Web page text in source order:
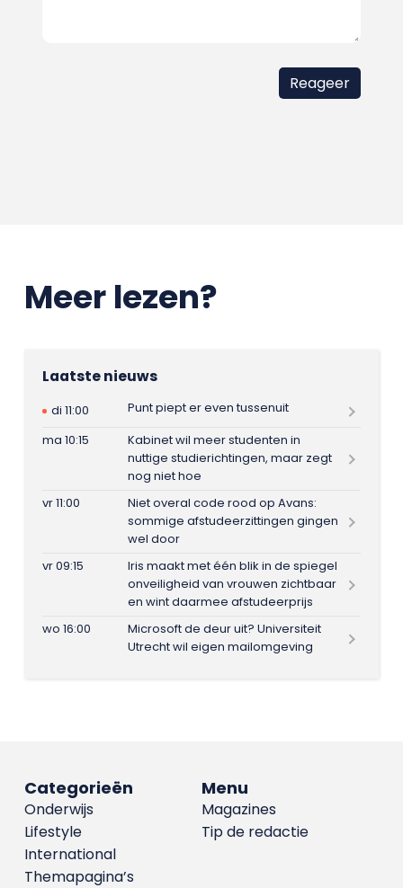
Meer lezen?
Laatste nieuws
di 11:00
Punt piept er even tussenuit
ma 10:15
Kabinet wil meer studenten in
nuttige studierichtingen, maar zegt
nog niet hoe
vr 11:00
Niet overal code rood op Avans:
sommige afstudeerzittingen gingen
wel door
vr 09:15
Iris maakt met één blik in de spiegel
onveiligheid van vrouwen zichtbaar
en wint daarmee afstudeerprijs
wo 16:00
Microsoft de deur uit? Universiteit
Utrecht wil eigen mailomgeving
Menu
Magazines
Tip de redactie
Categorieën
Onderwijs
Lifestyle
International
Themapagina’s